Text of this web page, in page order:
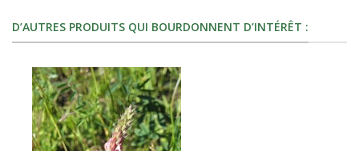
D’AUTRES PRODUITS QUI BOURDONNENT D’INTÉRÊT :